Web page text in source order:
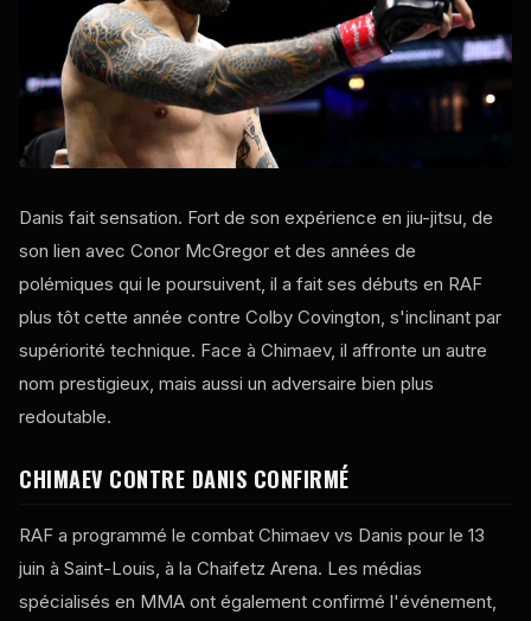
Danis fait sensation. Fort de son expérience en jiu-jitsu, de
son lien avec Conor McGregor et des années de
polémiques qui le poursuivent, il a fait ses débuts en RAF
plus tôt cette année contre Colby Covington, s'inclinant par
supériorité technique. Face à Chimaev, il affronte un autre
nom prestigieux, mais aussi un adversaire bien plus
redoutable.
CHIMAEV CONTRE DANIS CONFIRMÉ
RAF a programmé le combat Chimaev vs Danis pour le 13
juin à Saint-Louis, à la Chaifetz Arena. Les médias
spécialisés en MMA ont également confirmé l'événement,